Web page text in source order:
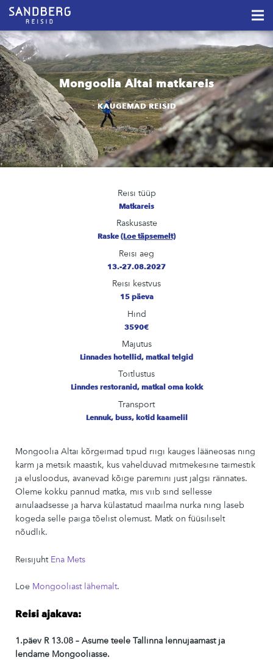
Mongoolia Altai matkareis
KAUGEMAD REISID
Reisi tüüp
Matkareis
Raskusaste
Raske(Loe täpsemelt)
Reisi aeg
13.-27.08.2027
Reisi kestvus
15 päeva
Hind
3590€
Majutus
Linnades hotellid, matkal telgid
Toitlustus
Linndes restoranid, matkal oma kokk
Transport
Lennuk, buss, kotid kaamelil
Mongoolia Altai kõrgeimad tipud riigi kauges lääneosas ning
karm ja metsik maastik, kus vahelduvad mitmekesine taimestik
ja elusloodus, avanevad kõige paremini just jalgsi rännates.
Oleme kokku pannud matka, mis viib sind sellesse
ainulaadsesse ja harva külastatud maailma nurka ning laseb
kogeda selle paiga tõelist olemust. Matk on füüsiliselt
nõudlik.
Reisijuht Ena Mets
Loe Mongooliast lähemalt.
Reisi ajakava:
1.päev R 13.08 – Asume teele Tallinna lennujaamast ja
lendame Mongooliasse.